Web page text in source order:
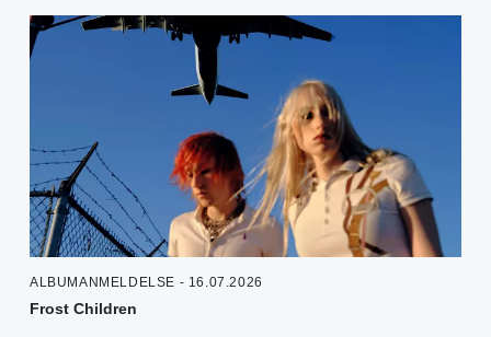
ALBUMANMELDELSE - 16.07.2026
Frost Children